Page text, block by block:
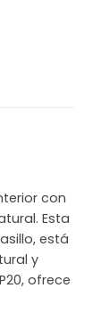
con
Esta
está
y
ofrece